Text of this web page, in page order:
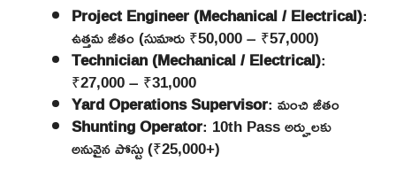
Project Engineer (Mechanical / Electrical):
ఉత్తమ జీతం (సుమారు ₹50,000 – ₹57,000)
Technician (Mechanical / Electrical):
₹27,000 – ₹31,000
Yard Operations Supervisor: మంచి జీతం
Shunting Operator: 10th Pass అర్హులకు
అనువైన పోస్టు (₹25,000+)